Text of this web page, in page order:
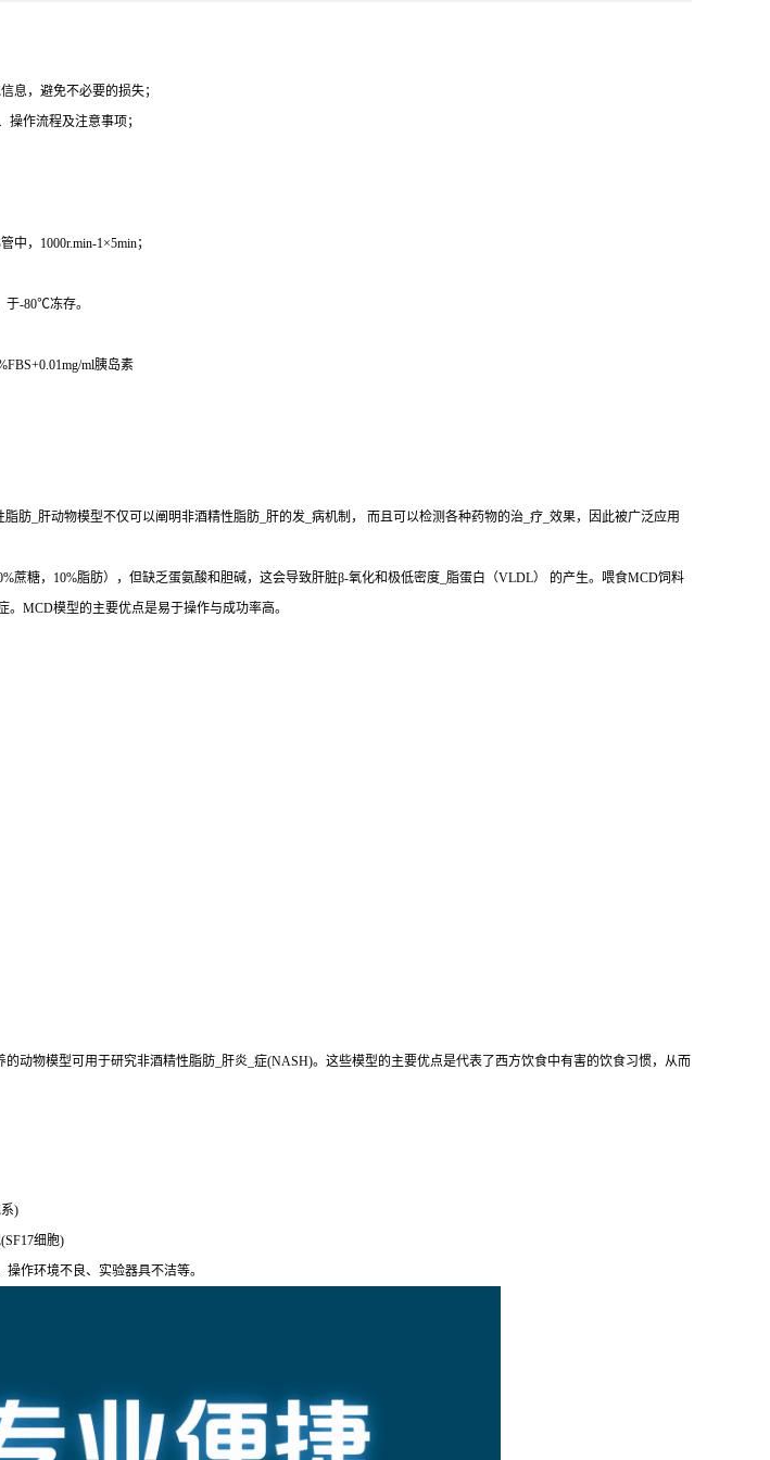
息，避免不必要的损失；
操作流程及注意事项；
，1000r.min-1×5min；
于-80℃冻存。
ml胰岛素
_肝动物模型不仅可以阐明非酒精性脂肪_肝的发_病机制， 而且可以检测各种药物的治_疗_效果，因此被广泛应用
糖，10%脂肪），但缺乏蛋氨酸和胆碱，这会导致肝脏β-氧化和极低密度_脂蛋白（VLDL） 的产生。喂食MCD饲料
MCD模型的主要优点是易于操作与成功率高。
动物模型可用于研究非酒精性脂肪_肝炎_症(NASH)。这些模型的主要优点是代表了西方饮食中有害的饮食习惯，从而
)
细胞)
作环境不良、实验器具不洁等。